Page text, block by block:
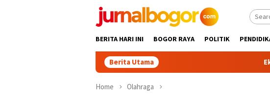
BERITA HARI INI BOGOR RAYA POLITIK
Berita Utama Ekspedisi
Home Olahraga